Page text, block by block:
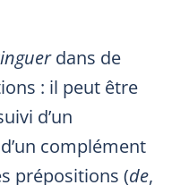
dans de
: il peut être
d’un
complément
prépositions (de,